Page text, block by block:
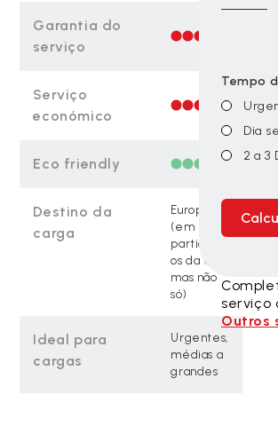
Garantia do
serviço
Serviço
económico
Eco friendly
Destino da
carga
Europa
(em
particular
os da UE,
mas não
só)
Ideal para
cargas
Urgentes,
médias a
grandes
Tempo
Dia
2 a 3
serviço
Outros